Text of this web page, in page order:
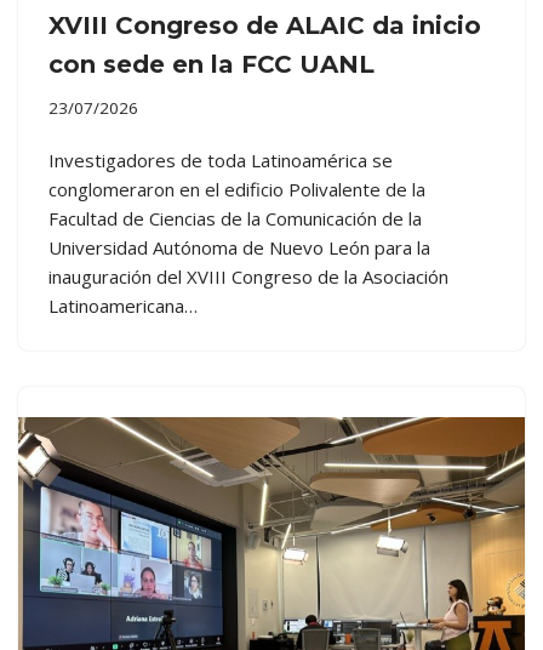
XVIII Congreso de ALAIC da inicio
con sede en la FCC UANL
23/07/2026
Investigadores de toda Latinoamérica se
conglomeraron en el edificio Polivalente de la
Facultad de Ciencias de la Comunicación de la
Universidad Autónoma de Nuevo León para la
inauguración del XVIII Congreso de la Asociación
Latinoamericana…